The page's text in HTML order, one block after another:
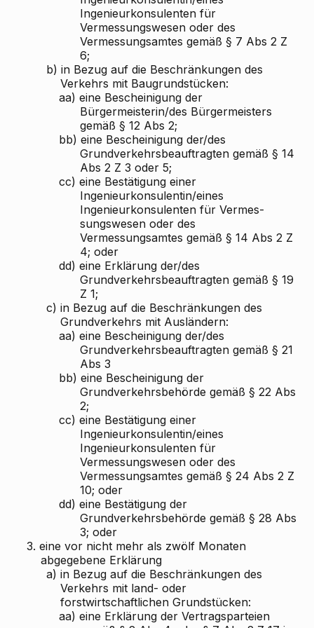
Ingenieurkonsulenten für
Vermessungswesen oder des
Vermessungsamtes gemäß § 7 Abs 2 Z
6;
b) in Bezug auf die Beschränkungen des
Verkehrs mit Baugrundstücken:
aa) eine Bescheinigung der
Bürgermeisterin/des Bürgermeisters
gemäß § 12 Abs 2;
bb) eine Bescheinigung der/des
Grundverkehrsbeauftragten gemäß § 14
Abs 2 Z 3 oder 5;
cc) eine Bestätigung einer
Ingenieurkonsulentin/eines
Ingenieurkonsulenten für Vermes-
sungswesen oder des
Vermessungsamtes gemäß § 14 Abs 2 Z
4; oder
dd) eine Erklärung der/des
Grundverkehrsbeauftragten gemäß § 19
Z 1;
c) in Bezug auf die Beschränkungen des
Grundverkehrs mit Ausländern:
aa) eine Bescheinigung der/des
Grundverkehrsbeauftragten gemäß § 21
Abs 3
bb) eine Bescheinigung der
Grundverkehrsbehörde gemäß § 22 Abs
2;
cc) eine Bestätigung einer
Ingenieurkonsulentin/eines
Ingenieurkonsulenten für
Vermessungswesen oder des
Vermessungsamtes gemäß § 24 Abs 2 Z
10; oder
dd) eine Bestätigung der
Grundverkehrsbehörde gemäß § 28 Abs
3; oder
3. eine vor nicht mehr als zwölf Monaten
abgegebene Erklärung
a) in Bezug auf die Beschränkungen des
Verkehrs mit land- oder
forstwirtschaftlichen Grundstücken:
aa) eine Erklärung der Vertragsparteien